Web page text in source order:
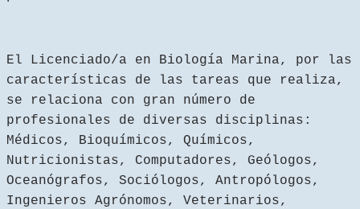
El Licenciado/a en Biología Marina, por las
características de las tareas que realiza,
se relaciona con gran número de
profesionales de diversas disciplinas:
Médicos, Bioquímicos, Químicos,
Nutricionistas, Computadores, Geólogos,
Oceanógrafos, Sociólogos, Antropólogos,
Ingenieros Agrónomos, Veterinarios,